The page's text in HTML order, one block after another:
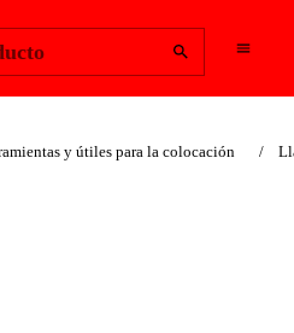
y útiles para la colocación